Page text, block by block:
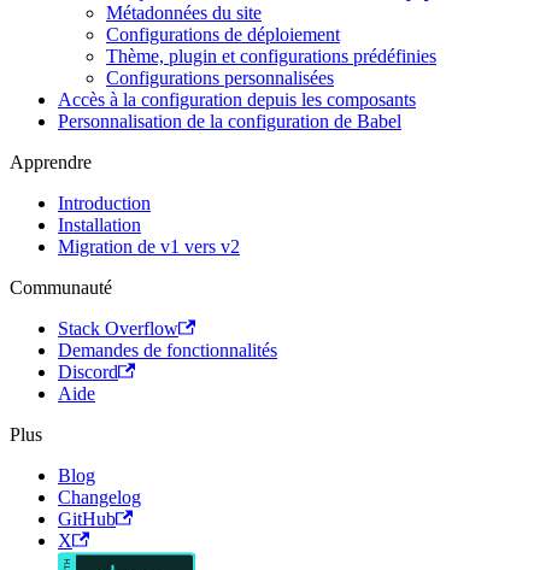
Métadonnées du site
Configurations de déploiement
Thème, plugin et configurations prédéfinies
Configurations personnalisées
Accès à la configuration depuis les composants
Personnalisation de la configuration de Babel
Apprendre
Introduction
Installation
Migration de v1 vers v2
Communauté
Stack Overflow
Demandes de fonctionnalités
Discord
Aide
Plus
Blog
Changelog
GitHub
X